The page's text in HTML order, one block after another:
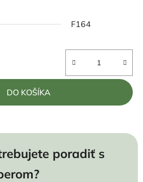
F164
DO KOŠÍKA
poradiť s